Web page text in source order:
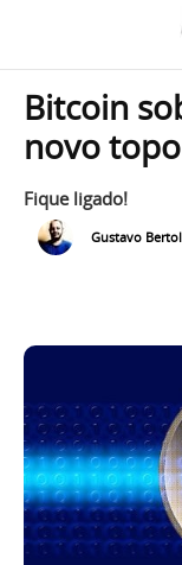
Bitcoin
novo topo
Fique ligado!
Gustavo